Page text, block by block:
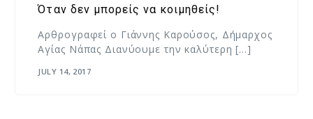
Όταν δεν μπορείς να κοιμηθείς!
Αρθρογραφεί ο Γιάννης Καρούσος, Δήμαρχος
Αγίας Νάπας Διανύουμε την καλύτερη […]
JULY 14, 2017